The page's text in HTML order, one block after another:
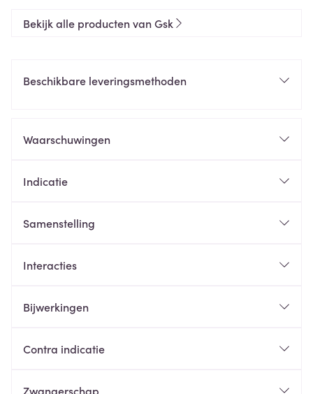
Bekijk alle producten van Gsk
Beschikbare leveringsmethoden
Waarschuwingen
Indicatie
Samenstelling
Interacties
Bijwerkingen
Contra indicatie
Zwangerschap